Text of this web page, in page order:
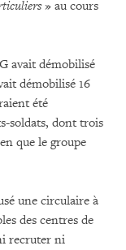
» au cours
avait démobilisé
démobilisé 16
été
soldats, dont trois
que le groupe
une circulaire à
des centres de
recruter ni